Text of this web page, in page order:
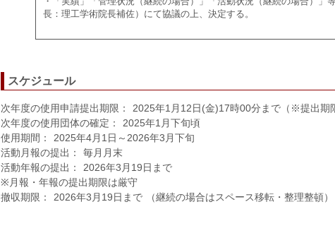
長：理工学術院長補佐）にて協議の上、決定する。
スケジュール
次年度の使用申請提出期限：
2025年1月12日(金)17時00分まで（※提出期
次年度の使用団体の確定：
2025年1月下旬頃
使用期間：
2025年4月1日～2026年3月下旬
活動月報の提出：
毎月月末
活動年報の提出：
2026年3月19日まで
※月報・年報の提出期限は厳守
撤収期限：
2026年3月19日まで （継続の場合はスペース移転・整理整頓）